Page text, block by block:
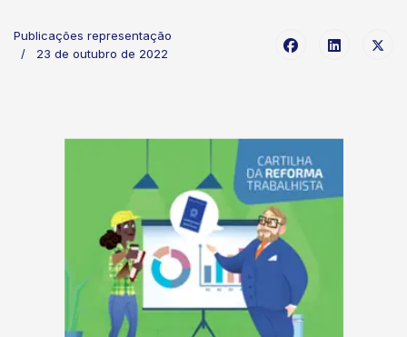
Publicações representação
23 de outubro de 2022